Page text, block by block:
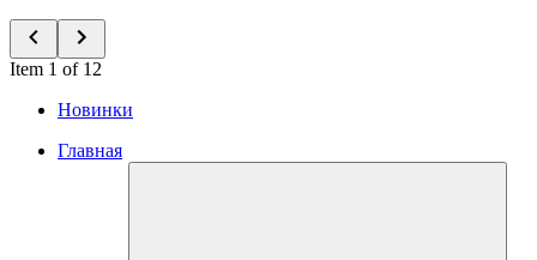
Item 1 of 12
Новинки
Главная